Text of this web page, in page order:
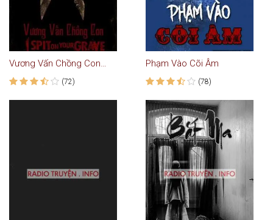
Vương Vấn Chồng Con - Truyện Ma
(72)
Phạm Vào Cõi Âm
(78)